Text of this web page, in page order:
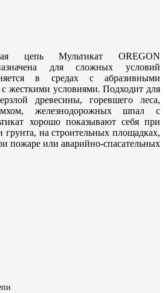
цепь Мультикат OREGON
для сложных условий
в средах с абразивными
жесткими условиями. Подходит для
древесины, горевшего леса,
железнодорожных шпал с
хорошо показывают себя при
грунта, на строительных площадках,
пожаре или аварийно-спасательных